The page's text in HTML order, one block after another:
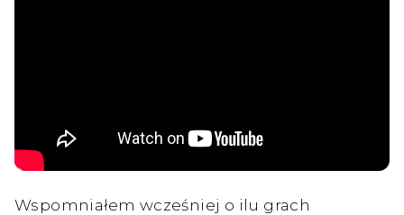
Wspomniałem wcześniej o ilu grach